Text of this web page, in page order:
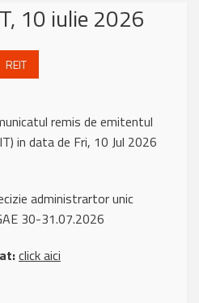
10 iulie 2026
REIT
remis de emitentul
in data de Fri, 10 Jul 2026
administrartor unic
30-31.07.2026
click aici